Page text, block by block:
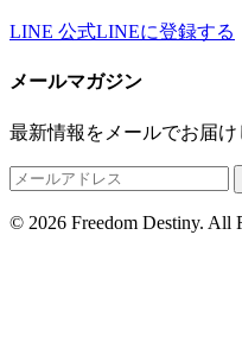
LINE 公式LINEに登録する
メールマガジン
最新情報をメールでお届け
© 2026 Freedom Destiny. All